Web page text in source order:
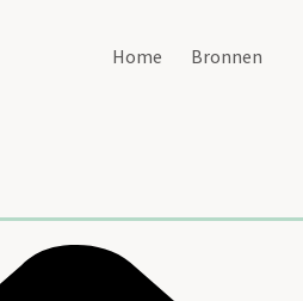
Home Bronnen